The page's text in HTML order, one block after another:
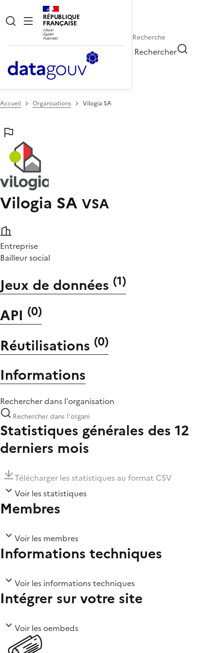
RÉPUBLIQUE
FRANÇAISE
Rechercher
Accueil Organisations Vilogia SA
Vilogia SA VSA
Entreprise
Bailleur social
Jeux de données (1)
API (0)
Réutilisations (0)
Informations
Rechercher dans l'organisation
Statistiques générales des 12
derniers mois
Télécharger les statistiques au format CSV
Voir les statistiques
Membres
Voir les membres
Informations techniques
Voir les informations techniques
Intégrer sur votre site
Voir les oembeds